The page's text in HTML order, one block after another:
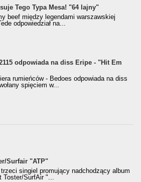
Tego Typa Mesa! "64 lajny"
beef między legendami warszawskiej
odpowiedział na...
odpowiada na diss Eripe - "Hit Em
rumieńców - Bedoes odpowiada na diss
spięciem w...
VIDEO
Surfair "ATP"
singiel promujący nadchodzący album
Toster/SurfAir "...